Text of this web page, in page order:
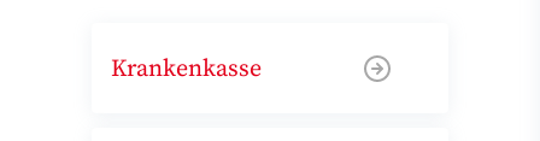
Krankenkasse